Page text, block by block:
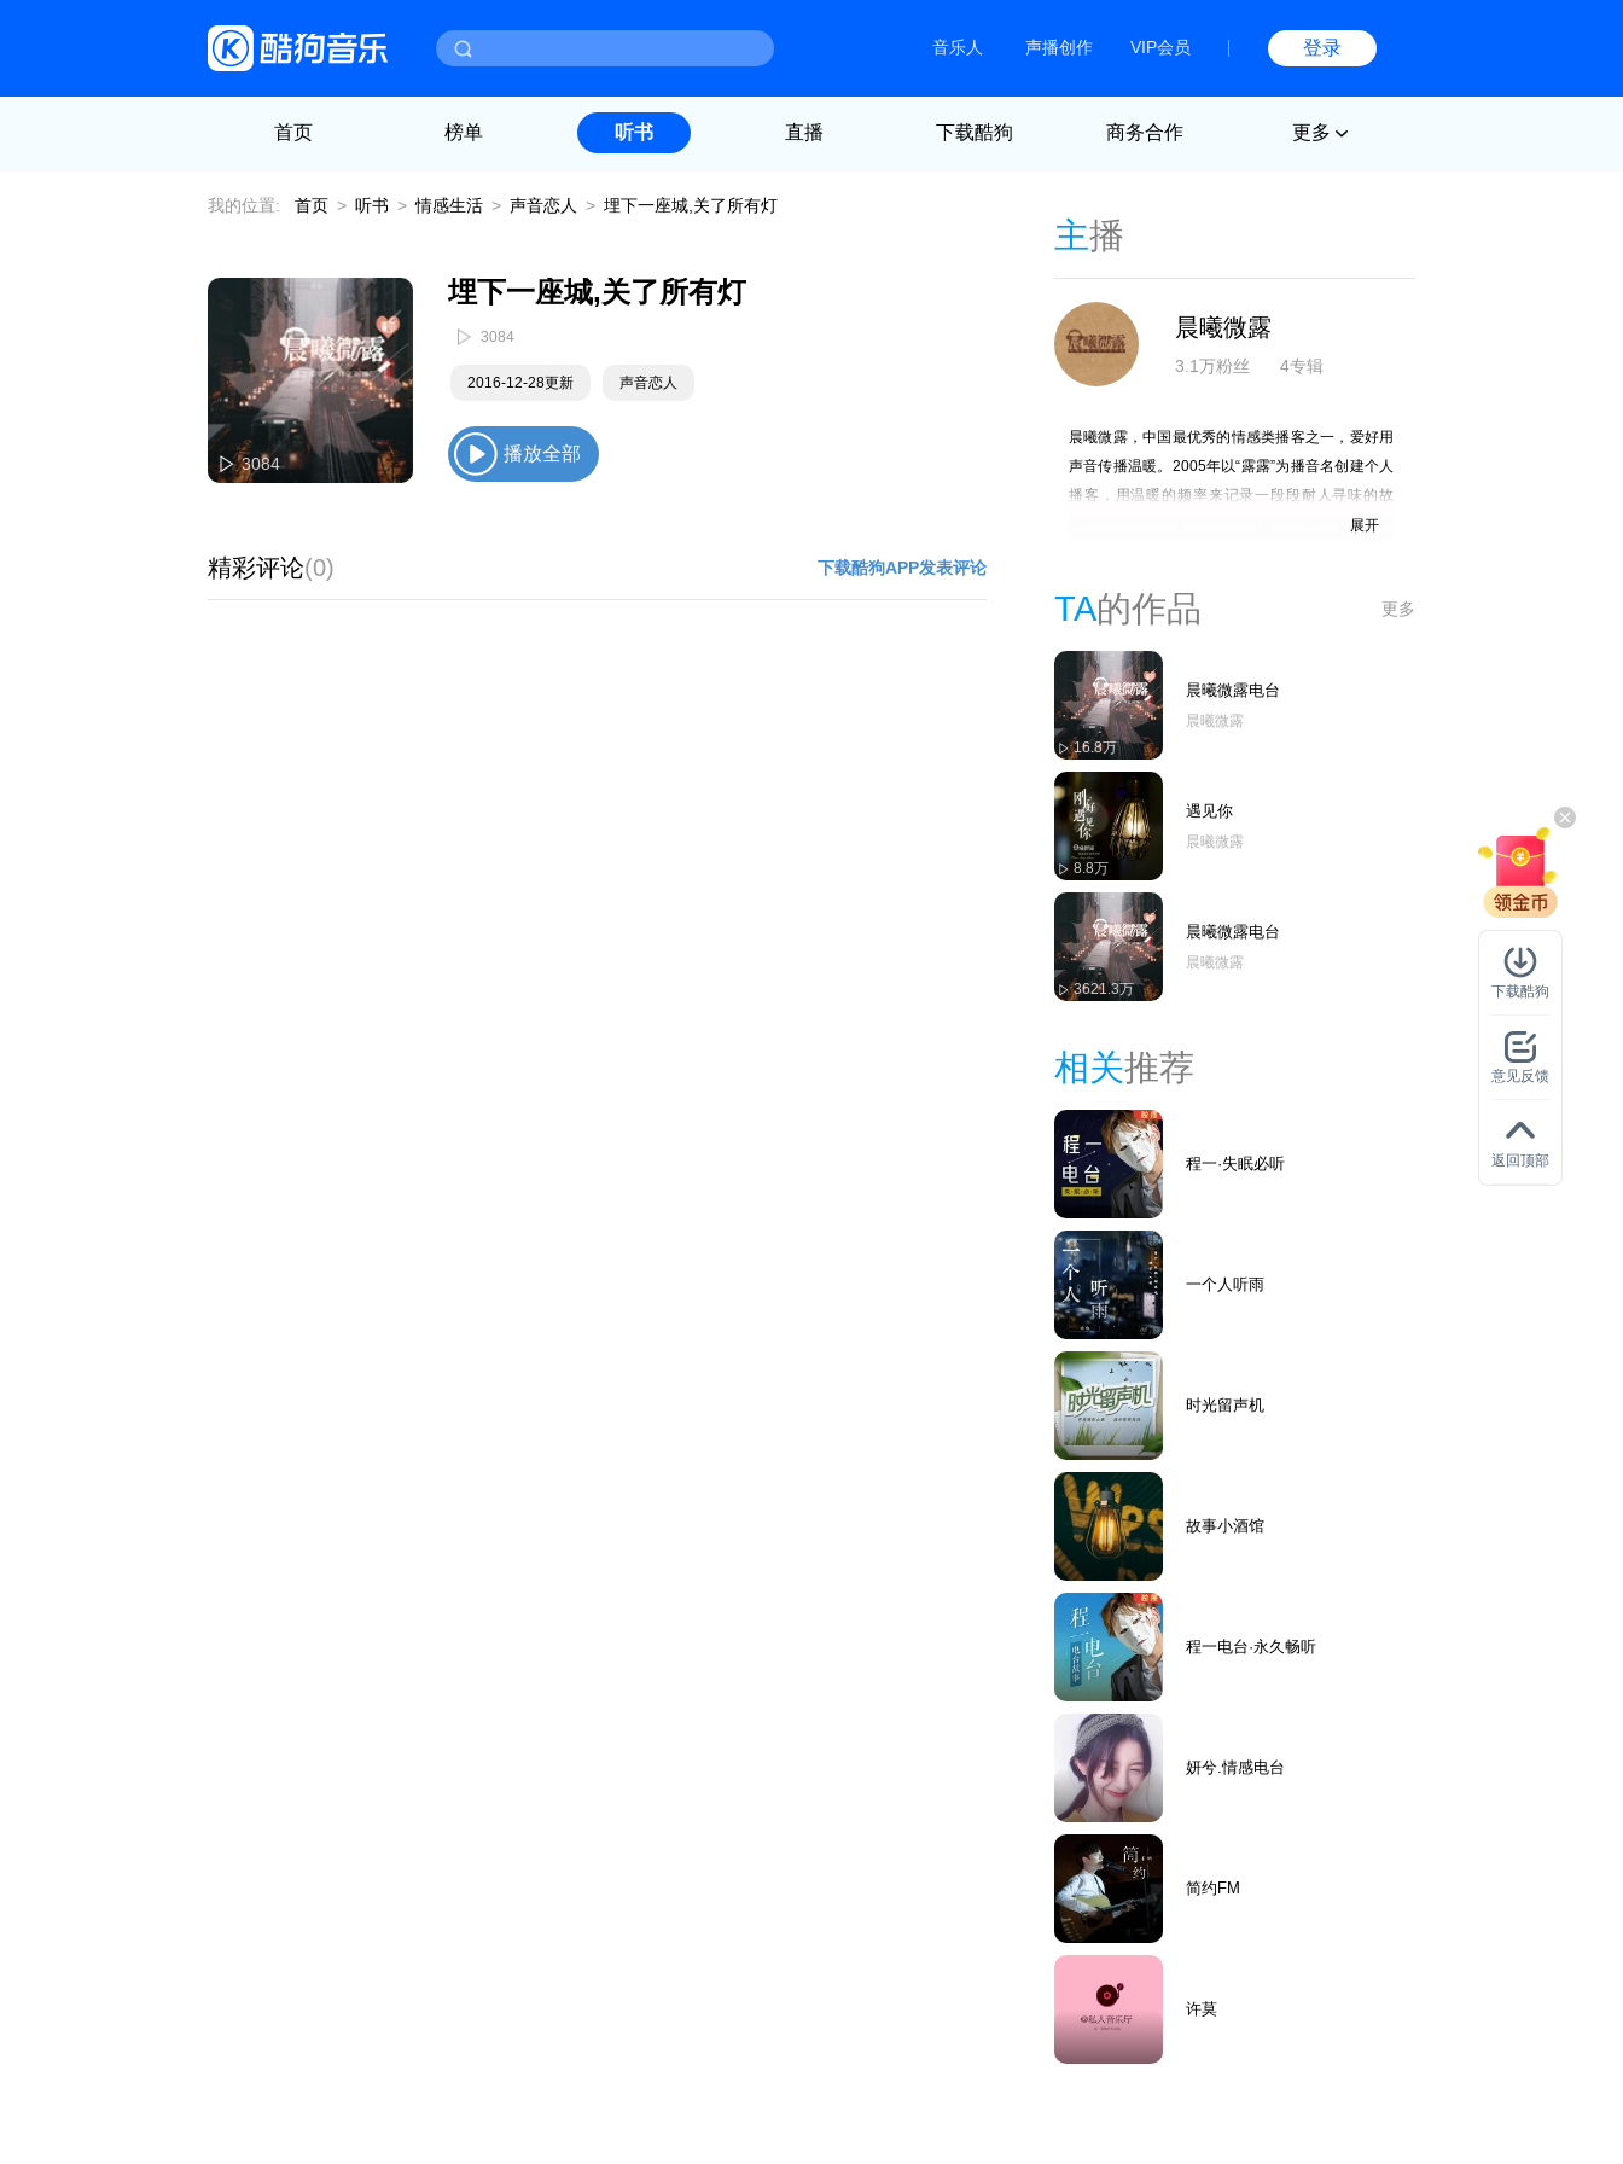
音乐人 声播创作 VIP会员 登录
首页 榜单 听书 直播 下载酷狗 商务合作 更多
我的位置: 首页 > 听书 > 情感生活 > 声音恋人 > 埋下一座城,关了所有灯
3084
埋下一座城,关了所有灯
3084
2016-12-28更新 声音恋人
播放全部
精彩评论(0) 下载酷狗APP发表评论
主播
晨曦微露
3.1万粉丝 4专辑
晨曦微露，中国最优秀的情感类播客之一，爱好用
声音传播温暖。2005年以“露露”为播音名创建个人
播客，用温暖的频率来记录一段段耐人寻味的故
事、或是一个个深刻的内心世界。其作品安静不张
荐，并在“北京文艺广播”、“上海东方广播”、“天津
乐调频”、“湖北电台音乐频道”、“湖南金鹰之声”等
30多家传统电台播出，覆盖全国22个省。
展开
TA的作品 更多
16.8万
晨曦微露电台
晨曦微露
8.8万
遇见你
晨曦微露
3621.3万
晨曦微露电台
晨曦微露
相关推荐
程一·失眠必听
一个人听雨
时光留声机
故事小酒馆
程一电台·永久畅听
妍兮.情感电台
简约FM
许莫
下载酷狗
意见反馈
返回顶部